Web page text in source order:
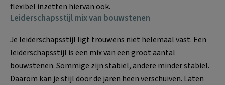
flexibel inzetten hiervan ook.
Leiderschapsstijl mix van bouwstenen
Je leiderschapsstijl ligt trouwens niet helemaal vast. Een
leiderschapsstijl is een mix van een groot aantal
bouwstenen. Sommige zijn stabiel, andere minder stabiel.
Daarom kan je stijl door de jaren heen verschuiven. Laten